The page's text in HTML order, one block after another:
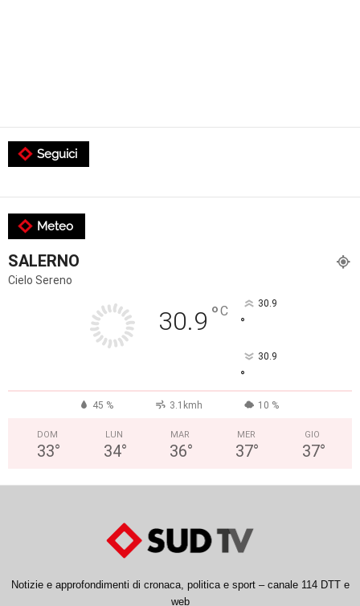
Seguici
Meteo
SALERNO
Cielo Sereno
30.9 °C 30.9
°
30.9
°
45 % 3.1kmh 10 %
DOM
33°
LUN
34°
MAR
36°
MER
37°
GIO
37°
Notizie e approfondimenti di cronaca, politica e sport – canale 114 DTT e
web